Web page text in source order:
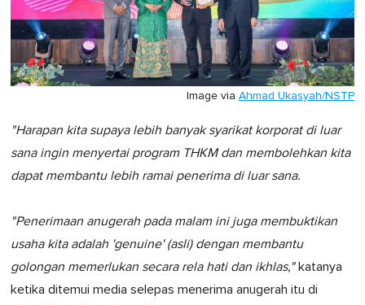
Image via Ahmad Ukasyah/NSTP
"Harapan kita supaya lebih banyak syarikat korporat di luar
sana ingin menyertai program THKM dan membolehkan kita
dapat membantu lebih ramai penerima di luar sana.
"Penerimaan anugerah pada malam ini juga membuktikan
usaha kita adalah 'genuine' (asli) dengan membantu
golongan memerlukan secara rela hati dan ikhlas,"katanya
ketika ditemui media selepas menerima anugerah itu di